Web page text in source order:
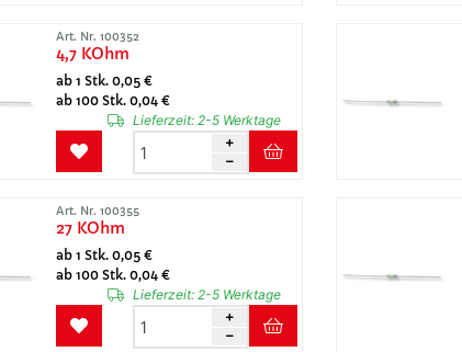
Art. Nr. 100352
4,7 KOhm
ab 1 Stk. 0,05 €
ab 100 Stk. 0,04 €
Lieferzeit: 2-5 Werktage
Art. Nr. 100355
27 KOhm
ab 1 Stk. 0,05 €
ab 100 Stk. 0,04 €
Lieferzeit: 2-5 Werktage